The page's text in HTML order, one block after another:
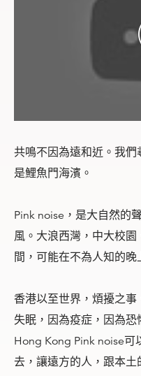
共鳴不因為遠和近。我
是鯉魚門海濱。
Pink noise，是大自然的
風。大浪西灣，中大校
間，可能在不為人知的
香港以至世界，煩擾之
失眠，因為疫症，因為
Hong Kong Pink noise可
去，讓遠方的人，跟本土